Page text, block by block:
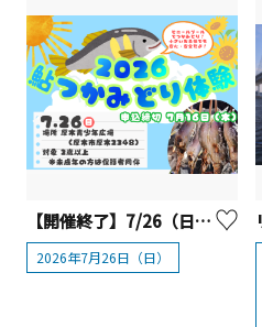
【開催終了】7/26（日）2026鮎つかみどり体験を開催！【厚木市】
2026年7月26日（日）